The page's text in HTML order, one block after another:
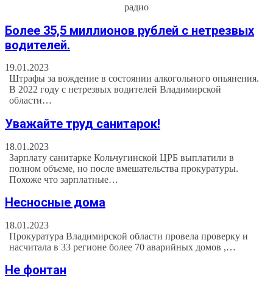
радио
Более 35,5 миллионов рублей с нетрезвых
водителей.
19.01.2023
Штрафы за вождение в состоянии алкогольного опьянения.
В 2022 году с нетрезвых водителей Владимирской
области…
Уважайте труд санитарок!
18.01.2023
Зарплату санитарке Кольчугинской ЦРБ выплатили в
полном объеме, но после вмешательства прокуратуры.
Похоже что зарплатные…
Несносные дома
18.01.2023
Прокуратура Владимирской области провела проверку и
насчитала в 33 регионе более 70 аварийных домов ,…
Не фонтан